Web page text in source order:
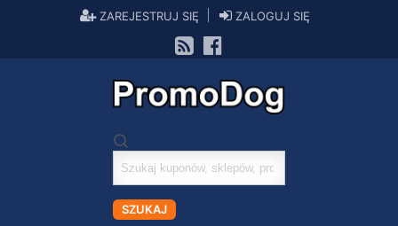
ZAREJESTRUJ SIĘ ZALOGUJ SIĘ
Szukaj
kuponów
SZUKAJ